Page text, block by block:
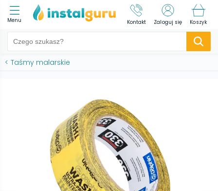
Menu Kontakt Zaloguj się Koszyk
< Taśmy malarskie